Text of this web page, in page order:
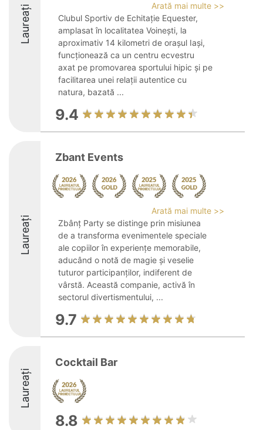
Laureați
Arată mai multe >>
Clubul Sportiv de Echitație Equester,
amplasat în localitatea Voinești, la
aproximativ 14 kilometri de orașul Iași,
funcționează ca un centru ecvestru
axat pe promovarea sportului hipic și pe
facilitarea unei relații autentice cu
natura, bazată ...
9.4
Laureați
Zbant Events
Arată mai multe >>
Zbânț Party se distinge prin misiunea
de a transforma evenimentele speciale
ale copiilor în experiențe memorabile,
aducând o notă de magie și veselie
tuturor participanților, indiferent de
vârstă. Această companie, activă în
sectorul divertismentului, ...
9.7
Laureați
Cocktail Bar
8.8